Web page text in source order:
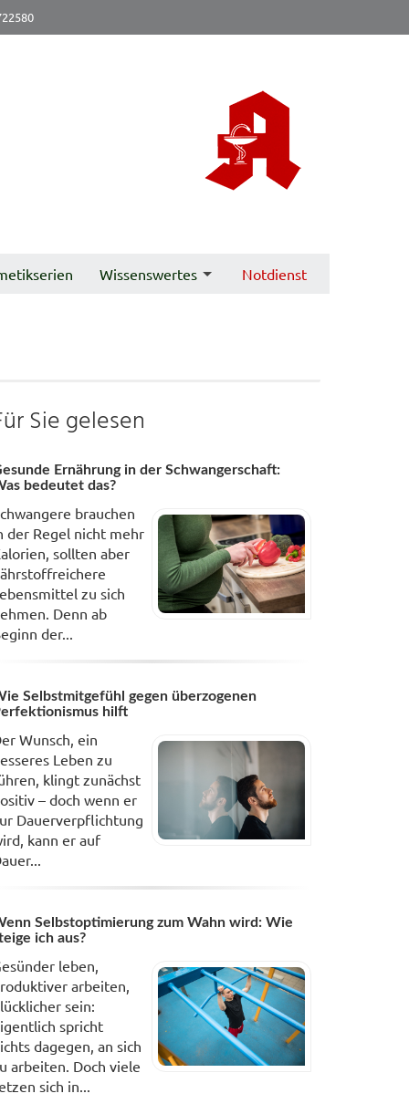
Wissenswertes Notdienst
Sie gelesen
Ernährung in der Schwangerschaft:
bedeutet das?
brauchen
der Regel nicht mehr
sollten aber
zu sich
Denn ab
der...
Selbstmitgefühl gegen überzogenen
hilft
Wunsch, ein
Leben zu
klingt zunächst
– doch wenn er
Dauerverpflichtung
kann er auf
Selbstoptimierung zum Wahn wird: Wie
ich aus?
leben,
arbeiten,
sein:
spricht
dagegen, an sich
arbeiten. Doch viele
sich in...